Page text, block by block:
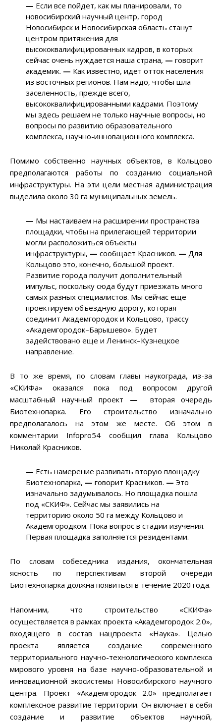
— Если все пойдет, как мы планировали, то
новосибирский научный центр, город
Новосибирск и Новосибирская область станут
центром притяжения для
высококвалифицированных кадров, в которых
сейчас очень нуждается наша страна, — говорит
академик. — Как известно, идет отток населения
из восточных регионов. Нам надо, чтобы шла
заселенность, прежде всего,
высококвалифицированными кадрами. Поэтому
мы здесь решаем не только научные вопросы, но
вопросы по развитию образовательного
комплекса, научно-инновационного комплекса.
Помимо собственно научных объектов, в Кольцово
предполагаются работы по созданию социальной
инфраструктуры. На эти цели местная администрация
выделила около 30 га муниципальных земель.
— Мы настаиваем на расширении пространства
площадки, чтобы на прилегающей территории
могли расположиться объекты
инфраструктуры, — сообщает Красников. — Для
Кольцово это, конечно, большой проект.
Развитие города получит дополнительный
импульс, поскольку сюда будут приезжать много
самых разных специалистов. Мы сейчас еще
проектируем объездную дорогу, которая
соединит Академгородок и Кольцово, трассу
«Академгородок–Барышево». Будет
задействовано еще и Ленинск–Кузнецкое
направление.
В то же время, по словам главы наукограда, из-за
«СКИФа» оказался пока под вопросом другой
масштабный научный проект — вторая очередь
Биотехнопарка. Его строительство изначально
предполагалось на этом же месте. Об этом в
комментарии Infopro54 сообщил глава Кольцово
Николай Красников.
— Есть намерение развивать вторую площадку
Биотехнопарка, — говорит Красников. — Это
изначально задумывалось. Но площадка пошла
под «СКИФ». Сейчас мы заявились на
территорию около 50 га между Кольцово и
Академгородком. Пока вопрос в стадии изучения.
Первая площадка заполняется резидентами.
По словам собеседника издания, окончательная
ясность по перспективам второй очереди
Биотехнопарка должна появиться в течение 2020 года.
Напомним, что строительство «СКИФа»
осуществляется в рамках проекта «Академгородок 2.0»,
входящего в состав нацпроекта «Наука». Целью
проекта является создание современного
территориального научно-технологического комплекса
мирового уровня на базе научно-образовательной и
инновационной экосистемы Новосибирского научного
центра. Проект «Академгородок 2.0» предполагает
комплексное развитие территории. Он включает в себя
создание и развитие объектов научной,